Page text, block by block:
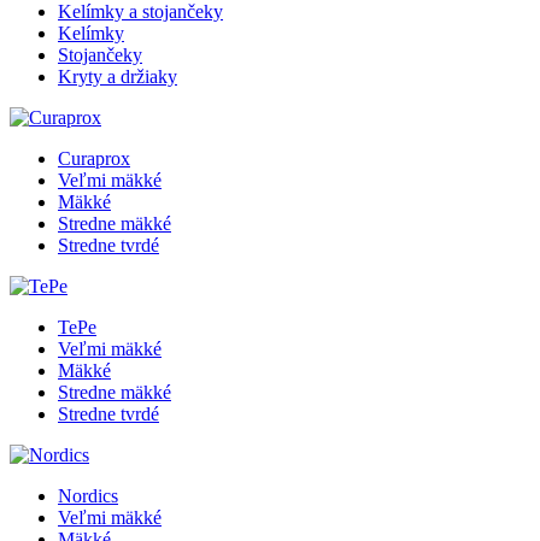
Kelímky a stojančeky
Kelímky
Stojančeky
Kryty a držiaky
Curaprox
Veľmi mäkké
Mäkké
Stredne mäkké
Stredne tvrdé
TePe
Veľmi mäkké
Mäkké
Stredne mäkké
Stredne tvrdé
Nordics
Veľmi mäkké